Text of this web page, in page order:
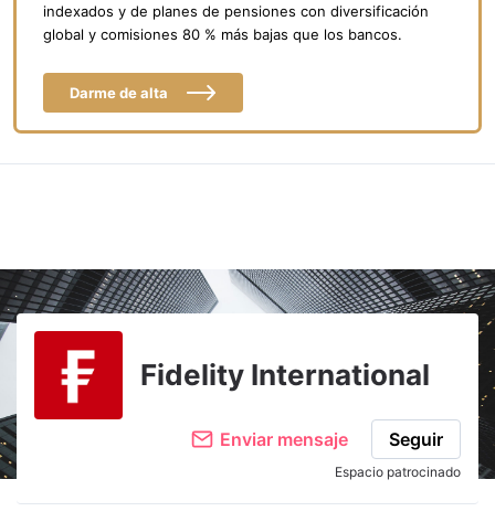
indexados y de planes de pensiones con diversificación
global y comisiones 80 % más bajas que los bancos.
Darme de alta
Fidelity International
Enviar mensaje Seguir
Espacio patrocinado